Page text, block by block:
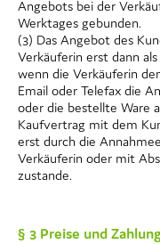
Angebots bei der
Werktages gebunden.
(3) Das Angebot des
Verkäuferin erst dann
wenn die Verkäuferin
Email oder Telefax die
oder die bestellte Ware
Kaufvertrag mit dem
erst durch die
Verkäuferin oder mit
zustande.
§ 3 Preise und